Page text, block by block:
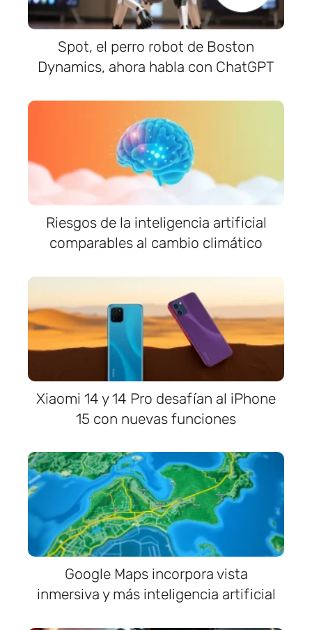
Spot, el perro robot de Boston
Dynamics, ahora habla con ChatGPT
Riesgos de la inteligencia artificial
comparables al cambio climático
Xiaomi 14 y 14 Pro desafían al iPhone
15 con nuevas funciones
Google Maps incorpora vista
inmersiva y más inteligencia artificial